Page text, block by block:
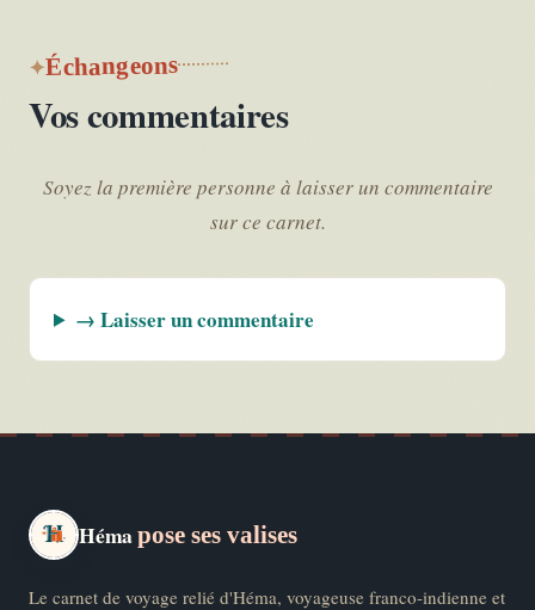
Échangeons
Vos commentaires
Soyez la première personne à laisser un commentaire
sur ce carnet.
→ Laisser un commentaire
Hémapose ses valises
Le carnet de voyage relié d'Héma, voyageuse franco-indienne et